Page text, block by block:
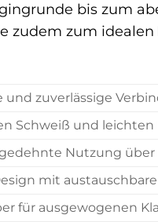
bis zum
zudem zum idealen
und zuverlässige
Schweiß und leichten
Nutzung
mit
für ausgewogenen